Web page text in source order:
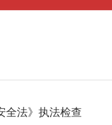
全法》执法检查